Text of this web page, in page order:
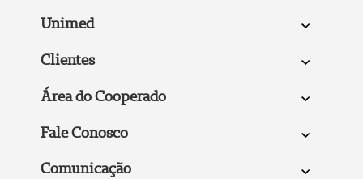
Unimed
Clientes
Área do Cooperado
Fale Conosco
Comunicação